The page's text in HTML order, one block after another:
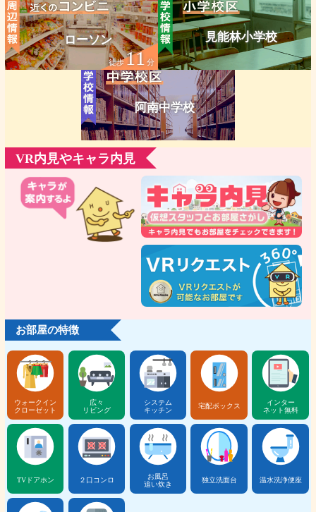
ローソン
徒歩11 分
見能林小学校
阿南中学校
VR内見やキャラ内見
お部屋の特徴
ウォークイン
クローゼット
広々
リビング
システム
キッチン
宅配ボックス
インター
ネット無料
TVドアホン ２口コンロ
お風呂
追い炊き
独立洗面台 温水洗浄便座